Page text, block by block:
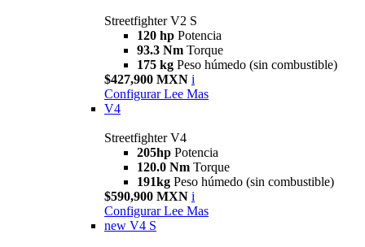
Streetfighter V2 S
120 hp Potencia
93.3 Nm Torque
175 kg Peso húmedo (sin combustible)
$427,900 MXN i
Configurar Lee Mas
V4
Streetfighter V4
205hp Potencia
120.0 Nm Torque
191kg Peso húmedo (sin combustible)
$590,900 MXN i
Configurar Lee Mas
new V4 S